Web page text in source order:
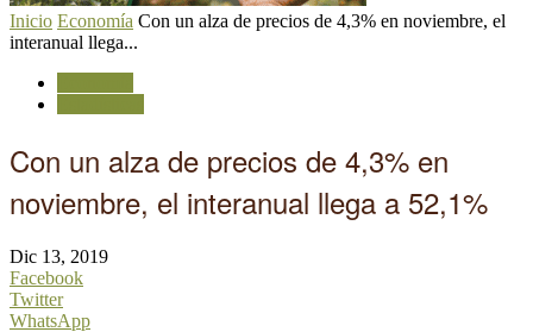
Inicio Economía Con un alza de precios de 4,3% en noviembre, el
interanual llega...
Con un alza de precios de 4,3% en
noviembre, el interanual llega a 52,1%
Dic 13, 2019
Facebook
Twitter
WhatsApp